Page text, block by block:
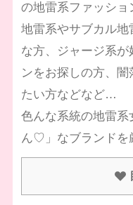
の地雷系ファッショ
地雷系やサブカル地
な方、ジャージ系が
ンをお探しの方、
たい方などなど…
色んな系統の地雷
ん♡」なブランド